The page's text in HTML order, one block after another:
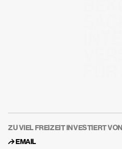
ZU VIEL FREIZEIT INVESTIERT VON
↱ EMAIL